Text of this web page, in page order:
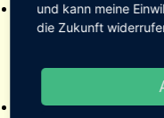
Veranstaltungen
2022
2024
Bildergalerien
und kann meine
die Zukunft